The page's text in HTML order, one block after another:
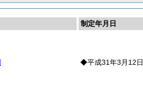
制定年月日
◆平成31年3月12日